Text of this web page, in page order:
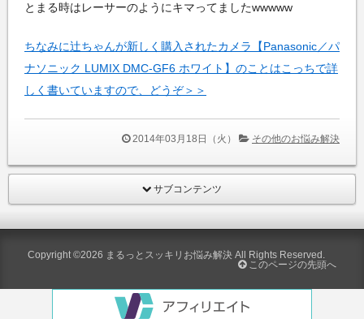
とまる時はレーサーのようにキマってましたwwwww
ちなみに辻ちゃんが新しく購入されたカメラ【Panasonic／パ
ナソニック LUMIX DMC-GF6 ホワイト】のことはこっちで詳
しく書いていますので、どうぞ＞＞
2014年03月18日（火） その他のお悩み解決
サブコンテンツ
Copyright ©2026 まるっとスッキリお悩み解決 All Rights Reserved.
このページの先頭へ